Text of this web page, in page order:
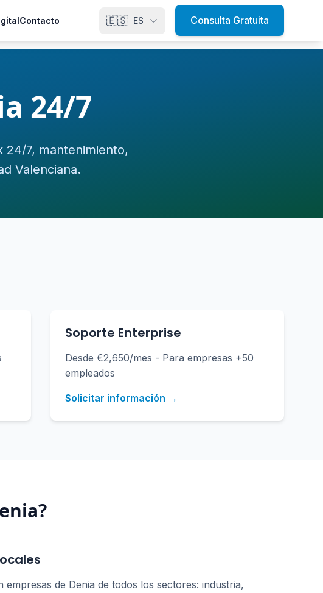
Contacto 🇪🇸 ES Consulta Gratuita
24/7
24/7, mantenimiento,
Valenciana.
Soporte Enterprise
Desde €2,650/mes - Para empresas +50
empleados
Solicitar información →
?
empresas de Denia de todos los sectores: industria,